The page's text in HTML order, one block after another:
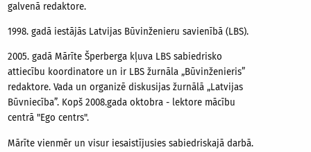
galvenā redaktore.
1998. gadā iestājās Latvijas Būvinženieru savienībā (LBS).
2005. gadā Mārīte Šperberga kļuva LBS sabiedrisko
attiecību koordinatore un ir LBS žurnāla „Būvinženieris”
redaktore. Vada un organizē diskusijas žurnālā „Latvijas
Būvniecība”. Kopš 2008.gada oktobra - lektore mācību
centrā "Ego centrs".
Mārīte vienmēr un visur iesaistījusies sabiedriskajā darbā.